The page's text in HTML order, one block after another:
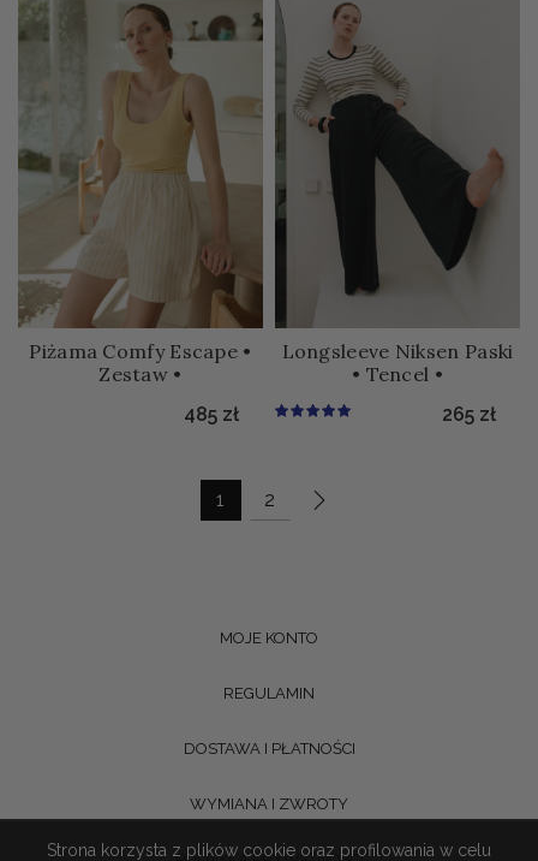
Piżama Comfy Escape •
Zestaw •
485 zł
Longsleeve Niksen Paski
• Tencel •
265 zł
1 2
MOJE KONTO
REGULAMIN
DOSTAWA I PŁATNOŚCI
WYMIANA I ZWROTY
Strona korzysta z plików cookie oraz profilowania w celu